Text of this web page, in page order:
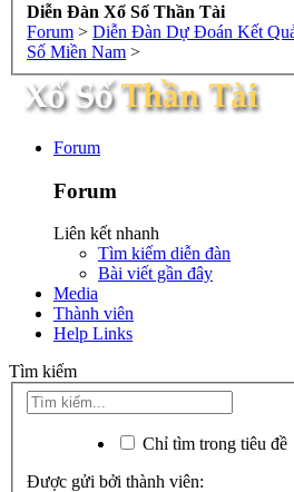
Diễn Đàn Xổ Số Thần Tài
Forum > Diễn Đàn Dự Đoán Kết
Số Miền Nam >
Forum
Forum
Liên kết nhanh
Tìm kiếm diễn đàn
Bài viết gần đây
Media
Thành viên
Help Links
Tìm kiếm
Chỉ tìm trong tiêu đề
Được gửi bởi thành viên: